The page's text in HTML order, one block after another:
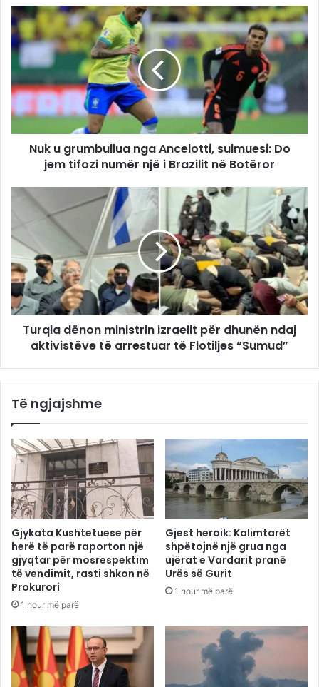
Nuk u grumbullua nga Ancelotti, sulmuesi: Do
jem tifozi numër një i Brazilit në Botëror
Turqia dënon ministrin izraelit për dhunën ndaj
aktivistëve të arrestuar të Flotiljes “Sumud”
Të ngjajshme
Gjykata Kushtetuese për
herë të parë raporton një
gjyqtar për mosrespektim
të vendimit, rasti shkon në
Prokurori
1 hour më parë
Gjest heroik: Kalimtarët
shpëtojnë një grua nga
ujërat e Vardarit pranë
Urës së Gurit
1 hour më parë